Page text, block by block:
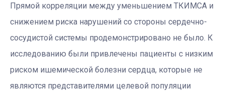
Прямой корреляции между уменьшением ТКИМСА и
снижением риска нарушений со стороны сердечно-
сосудистой системы продемонстрировано не было. К
исследованию были привлечены пациенты с низким
риском ишемической болезни сердца, которые не
являются представителями целевой популяции